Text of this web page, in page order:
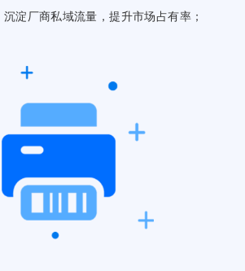
淀厂商私域流量，提升市场占有率；